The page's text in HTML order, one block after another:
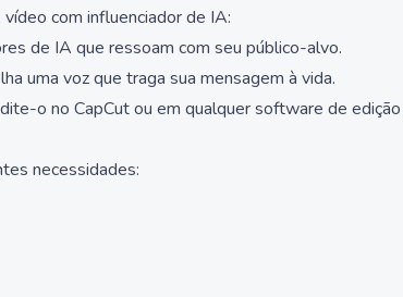
com influenciador de IA:
de IA que ressoam com seu público-alvo.
uma voz que traga sua mensagem à vida.
o no CapCut ou em qualquer software de
necessidades: